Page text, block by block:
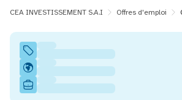
CEA INVESTISSEMENT S.A.I Offres d'emploi